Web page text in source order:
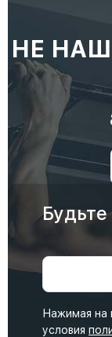
НЕ
Нажимая на
условия